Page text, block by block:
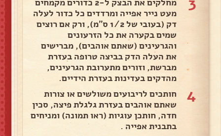
מחלקים את הבצק ל-2 כדורים מקמחים
מעט נייר אפייה ומרדדים כל כדור לעלה
דק (בעובי של 1/2 ס"מ), ורק אם רוצים
שמים בקערה את כל הזרעונים
והגרעינים (שאתם אוהבים), מברישים
את העלה הדק בביצה טרופה בעזרת
מברשת, וזורים מתערובת הגרעינים,
מהדקים בעדינות בעזרת הידיים.
4
חותכים לריבועים משולשים או צורות
שאתם אוהבים בעזרת גלגלת פיצה, סכין
חדה, חותכן עוגיות (ראו תמונה) ומניחים
בתבנית אפייה .